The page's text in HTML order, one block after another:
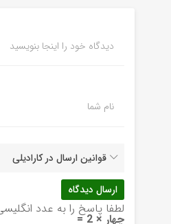
دیدگاه خود را اینجا بنویسید
نام شما
قوانین ارسال در کارادیلی
لطفا پاسخ را به عدد
چهار × 2 =